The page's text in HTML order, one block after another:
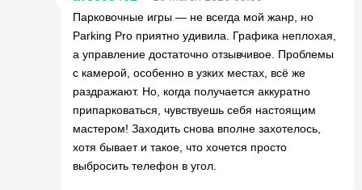
Парковочные игры — не всегда мой жанр, но
Parking Pro приятно удивила. Графика неплохая,
а управление достаточно отзывчивое. Проблемы
с камерой, особенно в узких местах, всё же
раздражают. Но, когда получается аккуратно
припарковаться, чувствуешь себя настоящим
мастером! Заходить снова вполне захотелось,
хотя бывает и такое, что хочется просто
выбросить телефон в угол.